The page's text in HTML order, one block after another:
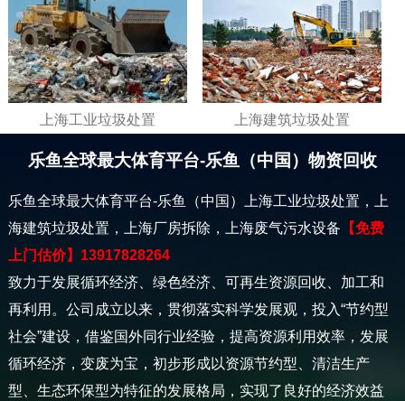
上海工业垃圾处置 上海建筑垃圾处置
乐鱼全球最大体育平台-乐鱼（中国）物资回收
乐鱼全球最大体育平台-乐鱼（中国）上海工业垃圾处置，上
海建筑垃圾处置，上海厂房拆除，上海废气污水设备 【免费
上门估价】13917828264
致力于发展循环经济、绿色经济、可再生资源回收、加工和
再利用。公司成立以来，贯彻落实科学发展观，投入“节约型
社会”建设，借鉴国外同行业经验，提高资源利用效率，发展
循环经济，变废为宝，初步形成以资源节约型、清洁生产
型、生态环保型为特征的发展格局，实现了良好的经济效益